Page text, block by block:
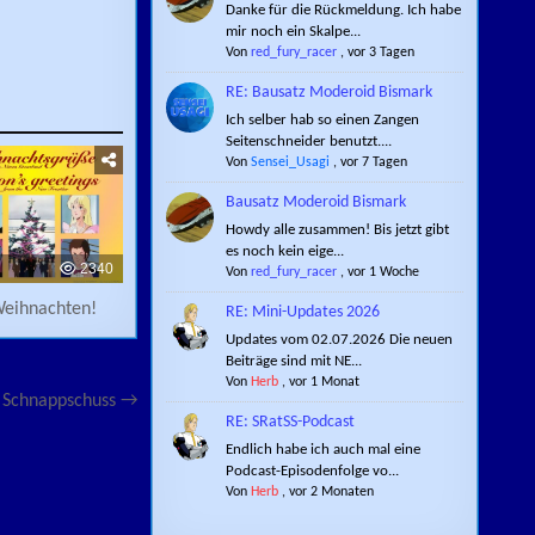
2340
→
Danke für die Rückmeldung. Ich habe
mir noch ein Skalpe...
Von red_fury_racer, vor 3 Tagen
RE: Bausatz Moderoid Bismark
Ich selber hab so einen Zangen
Seitenschneider benutzt....
Von Sensei_Usagi , vor 7 Tagen
Bausatz Moderoid Bismark
Howdy alle zusammen! Bis jetzt gibt
es noch kein eige...
Von red_fury_racer, vor 1 Woche
RE: Mini-Updates 2026
Updates vom 02.07.2026 Die neuen
Beiträge sind mit NE...
Von Herb, vor 1 Monat
RE: SRatSS-Podcast
Endlich habe ich auch mal eine
Podcast-Episodenfolge vo...
Von Herb, vor 2 Monaten